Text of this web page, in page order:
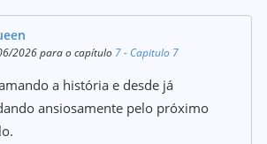
2026 para o capítulo 7 - Capitulo 7
a história e desde já
ansiosamente pelo próximo